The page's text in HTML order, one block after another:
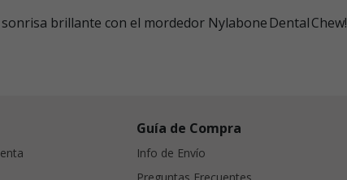
brillante con el mordedor Nylabone Dental Chew!
Guía de Compra
Info de Envío